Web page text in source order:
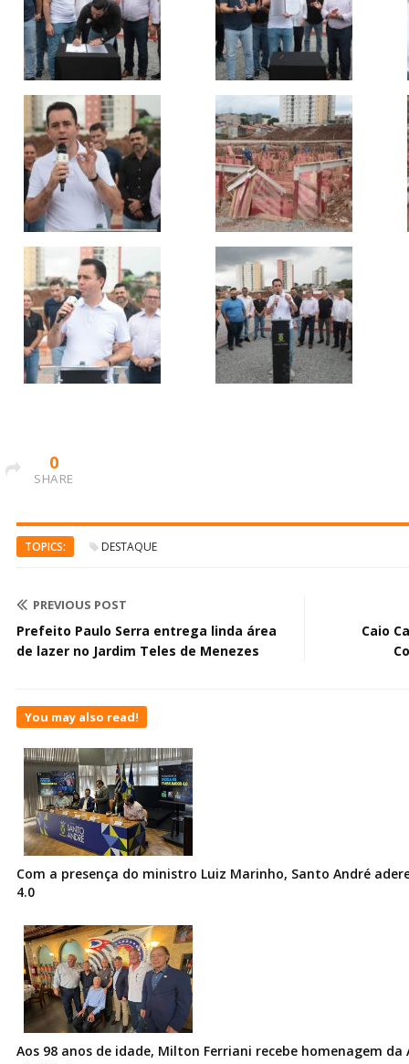
0
SHARE
TOPICS: DESTAQUE
PREVIOUS POST
Prefeito Paulo Serra entrega linda área
de lazer no Jardim Teles de Menezes
Caio
You may also read!
Com a presença do ministro Luiz Marinho, Santo André
4.0
Aos 98 anos de idade, Milton Ferriani recebe homenagem da